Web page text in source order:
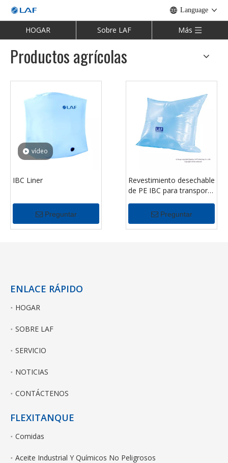
Language
HOGAR Sobre LAF Más
Productos agrícolas
vídeo
IBC Liner
Preguntar
Revestimiento desechable
de PE IBC para transporte
Preguntar
ENLACE RÁPIDO
HOGAR
SOBRE LAF
SERVICIO
NOTICIAS
CONTÁCTENOS
FLEXITANQUE
Comidas
Aceite Industrial Y Químicos No Peligrosos